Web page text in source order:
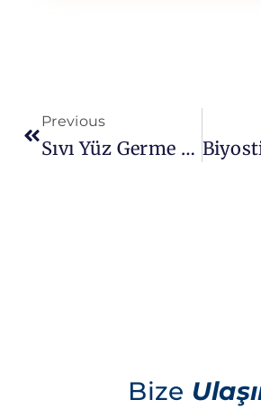
Previous
Sıvı Yüz Germe Nedir? | Ameliyatsız Facelift Etkisi (2026)
Bize